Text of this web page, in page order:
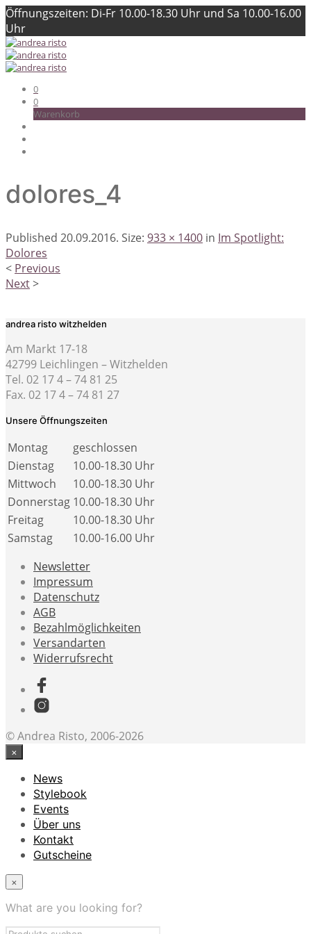
Öffnungszeiten: Di-Fr 10.00-18.30 Uhr und Sa 10.00-16.00
Uhr
0
0
Warenkorb
dolores_4
Published 20.09.2016. Size: 933 × 1400 in Im Spotlight:
Dolores
< Previous
Next>
andrea risto witzhelden
Am Markt 17-18
42799 Leichlingen – Witzhelden
Tel. 02 17 4 – 74 81 25
Fax. 02 17 4 – 74 81 27
Unsere Öffnungszeiten
Montag
geschlossen
Dienstag
10.00-18.30 Uhr
Mittwoch
10.00-18.30 Uhr
Donnerstag 10.00-18.30 Uhr
Freitag
10.00-18.30 Uhr
Samstag
10.00-16.00 Uhr
Newsletter
Impressum
Datenschutz
AGB
Bezahlmöglichkeiten
Versandarten
Widerrufsrecht
© Andrea Risto, 2006-2026
×
News
Stylebook
Events
Über uns
Kontakt
Gutscheine
×
What are you looking for?